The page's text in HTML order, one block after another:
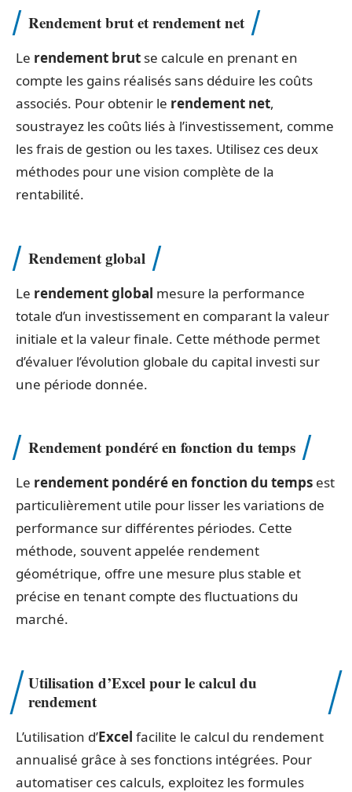
Rendement brut et rendement net
Le rendement brut se calcule en prenant en
compte les gains réalisés sans déduire les coûts
associés. Pour obtenir le rendement net,
soustrayez les coûts liés à l’investissement, comme
les frais de gestion ou les taxes. Utilisez ces deux
méthodes pour une vision complète de la
rentabilité.
Rendement global
Le rendement global mesure la performance
totale d’un investissement en comparant la valeur
initiale et la valeur finale. Cette méthode permet
d’évaluer l’évolution globale du capital investi sur
une période donnée.
Rendement pondéré en fonction du temps
Le rendement pondéré en fonction du temps est
particulièrement utile pour lisser les variations de
performance sur différentes périodes. Cette
méthode, souvent appelée rendement
géométrique, offre une mesure plus stable et
précise en tenant compte des fluctuations du
marché.
Utilisation d’Excel pour le calcul du
rendement
L’utilisation d’Excel facilite le calcul du rendement
annualisé grâce à ses fonctions intégrées. Pour
automatiser ces calculs, exploitez les formules